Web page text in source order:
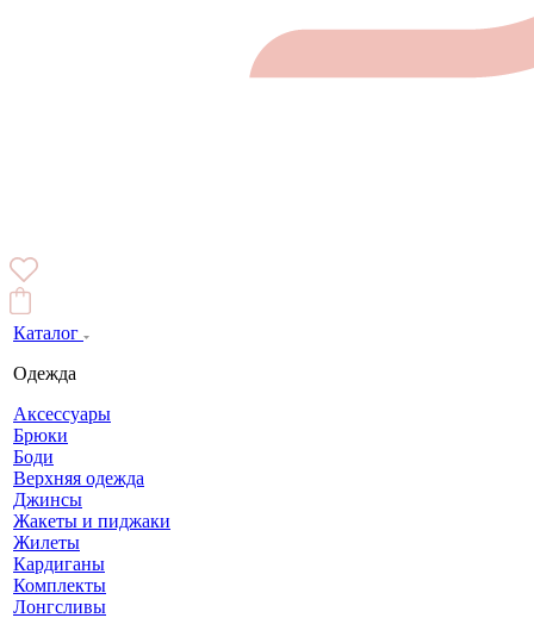
Каталог
Одежда
Аксессуары
Брюки
Боди
Верхняя одежда
Джинсы
Жакеты и пиджаки
Жилеты
Кардиганы
Комплекты
Лонгсливы